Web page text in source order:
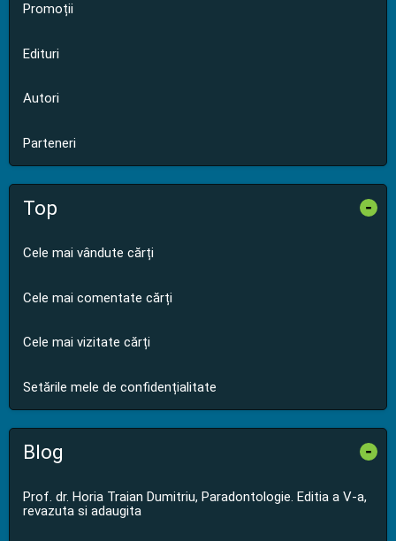
Promoții
Edituri
Autori
Parteneri
Top -
Cele mai vândute cărți
Cele mai comentate cărți
Cele mai vizitate cărți
Setările mele de confidențialitate
Blog -
Prof. dr. Horia Traian Dumitriu, Paradontologie. Editia a V-a,
revazuta si adaugita